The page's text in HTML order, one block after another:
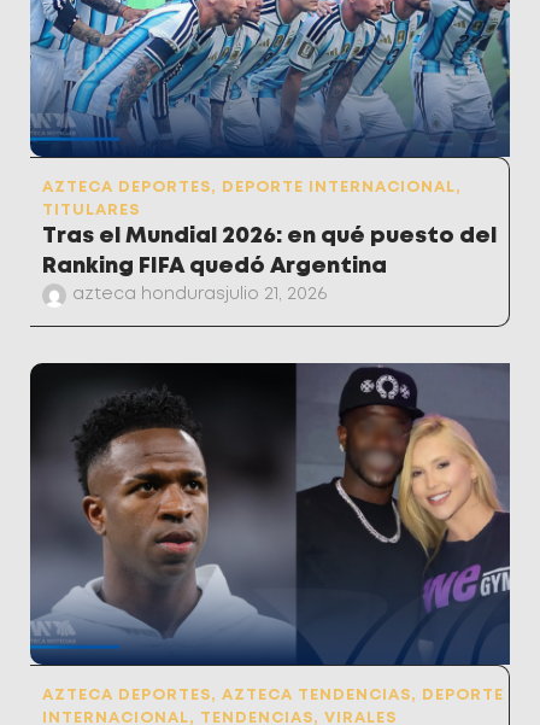
AZTECA DEPORTES, DEPORTE INTERNACIONAL,
TITULARES
Tras el Mundial 2026: en qué puesto del
Ranking FIFA quedó Argentina
azteca hondurasjulio 21, 2026
AZTECA DEPORTES, AZTECA TENDENCIAS,
DEPORTE
INTERNACIONAL, TENDENCIAS, VIRALES